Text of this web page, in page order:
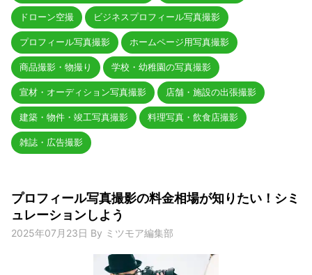
ドローン空撮 ビジネスプロフィール写真撮影
プロフィール写真撮影 ホームページ用写真撮影
商品撮影・物撮り 学校・幼稚園の写真撮影
宣材・オーディション写真撮影 店舗・施設の出張撮影
建築・物件・竣工写真撮影 料理写真・飲食店撮影
雑誌・広告撮影
プロフィール写真撮影の料金相場が知りたい！シミ
ュレーションしよう
2025年07月23日 By ミツモア編集部